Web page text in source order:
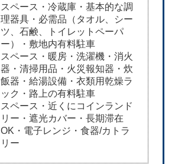
スペース・冷蔵庫・基本的な調
理器具・必需品（タオル、シー
ツ、石鹸、トイレットペーパ
ー）・敷地内有料駐⁠車
ス⁠ペ⁠ー⁠ス・暖房・洗濯機・消火
器・清掃用品・火災報知器・炊
飯器・給湯設備・衣類用乾燥ラ
ック・路上の有料駐⁠車
ス⁠ペ⁠ー⁠ス・近くにコインランド
リー・遮光カバー・長期滞在
OK・電子レンジ・食器/カトラ
リー